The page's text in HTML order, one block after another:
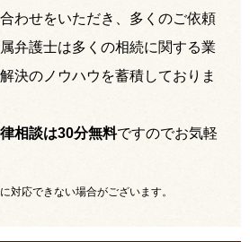
わせをいただき、多くのご依頼
弁護士は多くの相続に関する業
決のノウハウを蓄積しておりま
相談は30分無料ですのでお気軽
対応できない場合がございます。